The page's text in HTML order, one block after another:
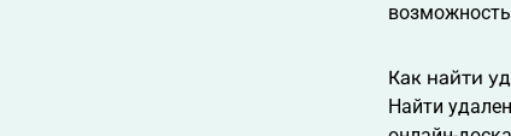
Как найти
Найти